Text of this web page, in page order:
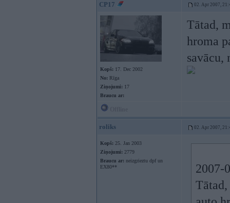
CP17 02. Apr 2007,
Kopš: 17. Dec 2002
No: Rīga
Ziņojumi: 17
Braucu ar:
Tātad,
hroma
savācu,
roliks 02. Apr 2007,
Kopš: 25. Jan 2003
Ziņojumi: 2779
Braucu ar: neizgrieztu dpf un
EX80**
2007-